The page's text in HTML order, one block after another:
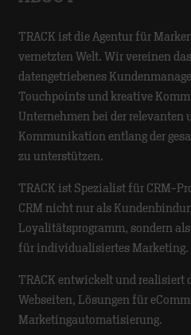
TRACK ist die Agentur für
vernetzten Welt. Wir vereinen
datengetriebenes
Touchpoints und kreative
Unternehmen bei der relevanten
Kommunikation entlang der
zu unterstützen.
TRACK ist Spezialist für CRM-
CRM nicht nur als
Loyalitätsprogramm, sondern
für individualisiertes Marketing.
TRACK entwickelt und realisiert
Webseiten, Lösungen für
Marketingautomatisierung.